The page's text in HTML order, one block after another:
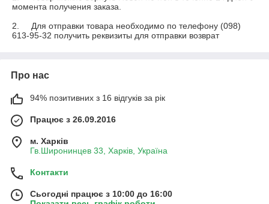
момента получения заказа.
2.	Для отправки товара необходимо по телефону (098)
613-95-32 получить реквизиты для отправки возврат
Про нас
94% позитивних з 16 відгуків за рік
Працює з 26.09.2016
м. Харків
Гв.Широнинцев 33, Харків, Україна
Контакти
Сьогодні працює з 10:00 до 16:00